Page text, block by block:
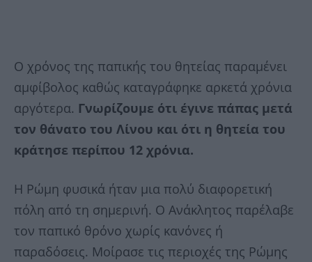
Ο χρόνος της παπικής του θητείας παραμένει
αμφίβολος καθώς καταγράφηκε αρκετά χρόνια
αργότερα. Γνωρίζουμε ότι έγινε πάπας μετά
τον θάνατο του Λίνου και ότι η θητεία του
κράτησε περίπου 12 χρόνια.
Η Ρώμη φυσικά ήταν μια πολύ διαφορετική
πόλη από τη σημερινή. Ο Ανάκλητος παρέλαβε
τον παπικό θρόνο χωρίς κανόνες ή
παραδόσεις. Μοίρασε τις περιοχές της Ρώμης